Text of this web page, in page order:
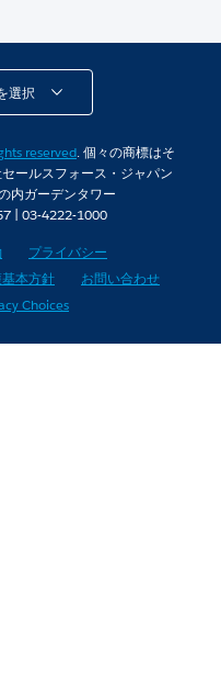
選択
reserved. 個々の商標はそ
ールスフォース・ジャパン
内ガーデンタワー
| 03-4222-1000
プライバシー
本方針
お問い合わせ
Choices